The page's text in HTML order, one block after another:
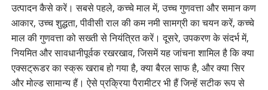
उत्पादन कैसे करें। सबसे पहले, कच्चे माल में, उच्च गुणवत्ता और समान कण
आकार, उच्च शुद्धता, पीवीसी राल की कम नमी सामग्री का चयन करें, कच्चे
माल की गुणवत्ता को सख्ती से नियंत्रित करें। दूसरे, उपकरण के संदर्भ में,
नियमित और सावधानीपूर्वक रखरखाव, जिसमें यह जांचना शामिल है कि क्या
एक्सट्रूडर का स्क्रू खराब हो गया है, क्या बैरल साफ है, और क्या सिर
और मोल्ड सामान्य हैं। ऐसे प्रक्रिया पैरामीटर भी हैं जिन्हें सटीक रूप से